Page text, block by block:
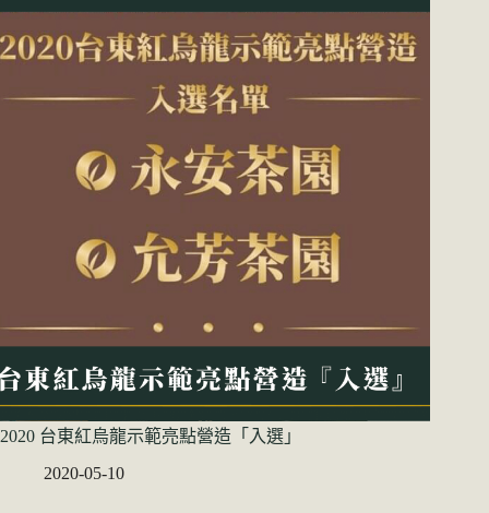
2020 台東紅烏龍示範亮點營造「入選」
2020-05-10